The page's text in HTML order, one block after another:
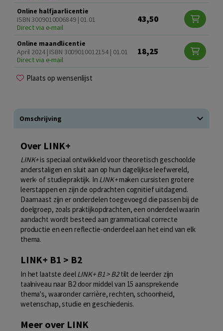
Online halfjaarlicentie
ISBN 3009010006849 | 01.01
Direct via e-mail
43,50
Online maandlicentie
April 2024 | ISBN 3009010012154 | 01.01
Direct via e-mail
18,25
Plaats op wensenlijst
Omschrijving
Over LINK+
LINK+is speciaal ontwikkeld voor theoretisch geschoolde
anderstaligen en sluit aan op hun dagelijkse leefwereld,
werk- of studiepraktijk. In LINK+maken cursisten grotere
leerstappen en zijn de opdrachten cognitief uitdagend.
Daarnaast zijn er onderdelen toegevoegd die passen bij de
doelgroep, zoals praktijkopdrachten, een onderdeel waarin
aandacht wordt besteed aan grammaticaal correcte
productie en een reflectie-onderdeel aan het eind van elk
thema.
LINK+ B1 > B2
In het laatste deel LINK+ B1 > B2tilt de leerder zijn
taalniveau naar B2 door middel van 15 aansprekende
thema's, waaronder carrière, rechten, schoonheid,
wetenschap, studie en geschiedenis.
Meer over LINK